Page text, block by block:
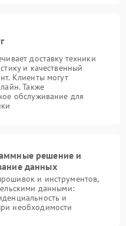
доставку техники
и качественный
Клиенты могут
Также
обслуживание для
решение и
данных
и инструментов,
данными:
и
необходимости